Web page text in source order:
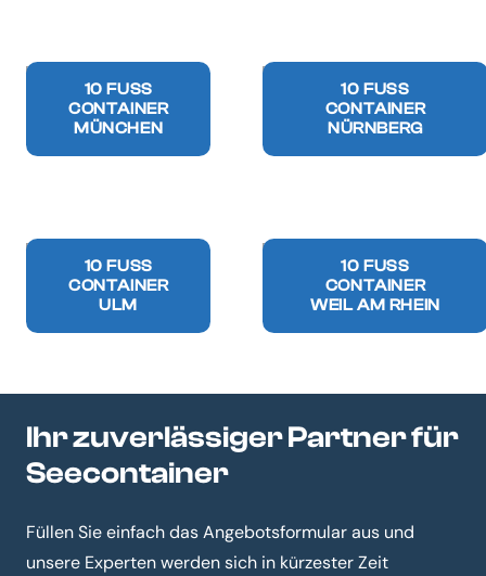
10 FUSS C
ONTAINER
MÜNCHEN
10 FUSS C
ONTAINER
NÜRNBERG
10 FUSS C
ONTAINER
ULM
10 FUSS C
ONTAINER
WEIL AM RHEIN
Ihr zuverlässiger Partner für
Seecontainer
Füllen Sie einfach das Angebotsformular aus und
unsere Experten werden sich in kürzester Zeit